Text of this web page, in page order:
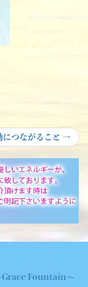
につながること →
Grace Fountain～